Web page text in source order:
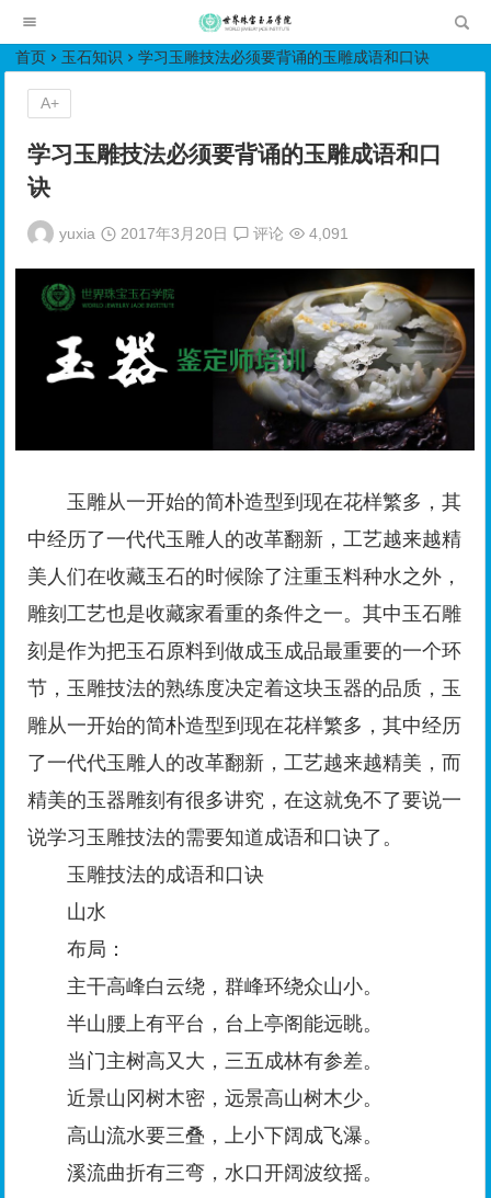
首页 玉石知识 学习玉雕技法必须要背诵的玉雕成语和口诀
学习玉雕技法必须要背诵的玉雕成语和口
诀
yuxia 2017年3月20日 评论 4,091
玉雕从一开始的简朴造型到现在花样繁多，其
中经历了一代代玉雕人的改革翻新，工艺越来越精
美人们在收藏玉石的时候除了注重玉料种水之外，
雕刻工艺也是收藏家看重的条件之一。其中玉石雕
刻是作为把玉石原料到做成玉成品最重要的一个环
节，玉雕技法的熟练度决定着这块玉器的品质，玉
雕从一开始的简朴造型到现在花样繁多，其中经历
了一代代玉雕人的改革翻新，工艺越来越精美，而
精美的玉器雕刻有很多讲究，在这就免不了要说一
说学习玉雕技法的需要知道成语和口诀了。
玉雕技法的成语和口诀
山水
布局：
主干高峰白云绕，群峰环绕众山小。
半山腰上有平台，台上亭阁能远眺。
当门主树高又大，三五成林有参差。
近景山冈树木密，远景高山树木少。
高山流水要三叠，上小下阔成飞瀑。
溪流曲折有三弯，水口开阔波纹摇。
A+